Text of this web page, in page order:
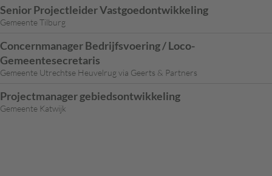
Senior Projectleider Vastgoedontwikkeling
Gemeente Tilburg
Concernmanager Bedrijfsvoering / Loco-
Gemeentesecretaris
Gemeente Utrechtse Heuvelrug via Geerts & Partners
Projectmanager gebiedsontwikkeling
Gemeente Katwijk